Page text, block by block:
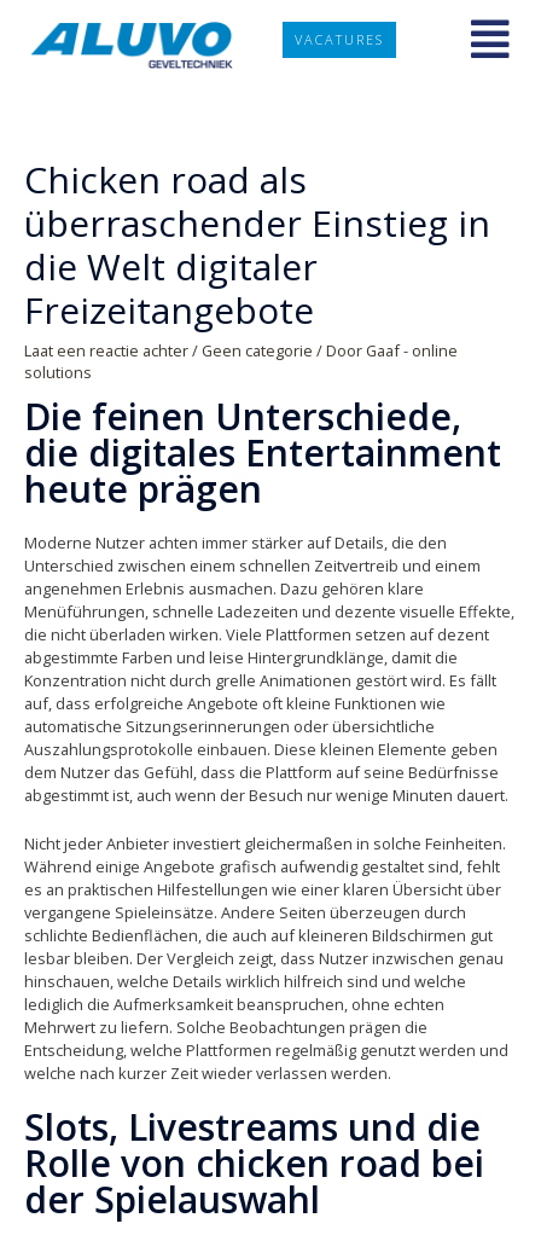
VACATURES
Chicken road als
überraschender Einstieg in
die Welt digitaler
Freizeitangebote
Laat een reactie achter/ Geen categorie / Door Gaaf - online
solutions
Die feinen Unterschiede,
die digitales Entertainment
heute prägen
Moderne Nutzer achten immer stärker auf Details, die den
Unterschied zwischen einem schnellen Zeitvertreib und einem
angenehmen Erlebnis ausmachen. Dazu gehören klare
Menüführungen, schnelle Ladezeiten und dezente visuelle Effekte,
die nicht überladen wirken. Viele Plattformen setzen auf dezent
abgestimmte Farben und leise Hintergrundklänge, damit die
Konzentration nicht durch grelle Animationen gestört wird. Es fällt
auf, dass erfolgreiche Angebote oft kleine Funktionen wie
automatische Sitzungserinnerungen oder übersichtliche
Auszahlungsprotokolle einbauen. Diese kleinen Elemente geben
dem Nutzer das Gefühl, dass die Plattform auf seine Bedürfnisse
abgestimmt ist, auch wenn der Besuch nur wenige Minuten dauert.
Nicht jeder Anbieter investiert gleichermaßen in solche Feinheiten.
Während einige Angebote grafisch aufwendig gestaltet sind, fehlt
es an praktischen Hilfestellungen wie einer klaren Übersicht über
vergangene Spieleinsätze. Andere Seiten überzeugen durch
schlichte Bedienflächen, die auch auf kleineren Bildschirmen gut
lesbar bleiben. Der Vergleich zeigt, dass Nutzer inzwischen genau
hinschauen, welche Details wirklich hilfreich sind und welche
lediglich die Aufmerksamkeit beanspruchen, ohne echten
Mehrwert zu liefern. Solche Beobachtungen prägen die
Entscheidung, welche Plattformen regelmäßig genutzt werden und
welche nach kurzer Zeit wieder verlassen werden.
Slots, Livestreams und die
Rolle von chicken road bei
der Spielauswahl